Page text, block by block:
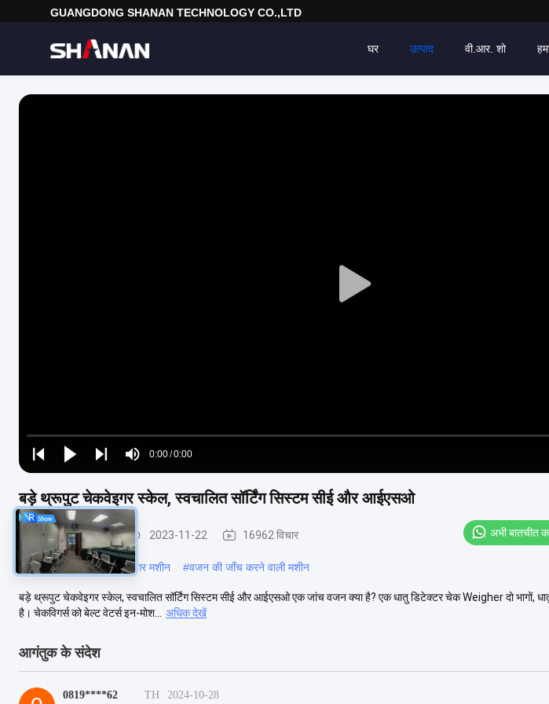
GUANGDONG SHANAN TECHNOLOGY CO.,LTD
घर उत्पाद वी.आर. शो
Play
Play
Play
Play
Mute
Time
0:00/0:00
Loaded:
0%
बड़े थ्रूपुट चेकवेइगर स्केल, स्वचालित सॉर्टिंग सिस्टम सीई और आईएसओ
कन्वेयर वजन परीक्षक 2023-11-22 16962 विचार अभी बातचीत
# डायनेमिक चेकवेगर #चेकवेगर मशीन #वजन की जाँच करने वाली मशीन
बड़े थ्रूपुट चेकवेइगर स्केल, स्वचालित सॉर्टिंग सिस्टम सीई और आईएसओ एक जांच वजन क्या है? एक धातु डिटेक्टर चेक Weigher दो भागों,
है। चेकविगर्स को बेल्ट वेटर्स इन-मोश...
अधिक देखें
आगंतुक के संदेश
0819****62 TH 2024-10-28